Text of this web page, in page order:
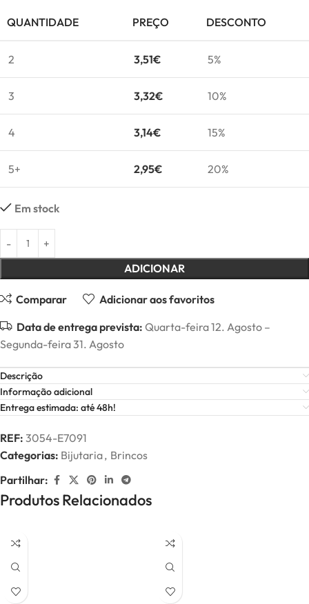
QUANTIDADE PREÇO DESCONTO
2 3,51€ 5%
3 3,32€ 10%
4 3,14€ 15%
5+ 2,95€ 20%
Em stock
ADICIONAR
Comparar Adicionar aos favoritos
Data de entrega prevista: Quarta-feira 12. Agosto –
Segunda-feira 31. Agosto
Descrição
Informação adicional
Entrega estimada: até 48h!
REF: 3054-E7091
Categorias: Bijutaria, Brincos
Partilhar:
Produtos Relacionados